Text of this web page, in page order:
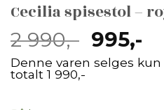
Cecilia spisestol –
2 990,-
pris
995,-
Denne varen selges
totalt 1 990,-